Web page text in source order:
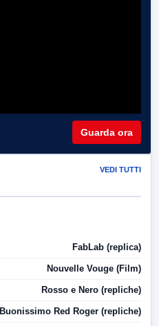
Guarda ora
VEDI TUTTI
FabLab (replica)
Nouvelle Vouge (Film)
Rosso e Nero (repliche)
Buonissimo Red Roger (repliche)